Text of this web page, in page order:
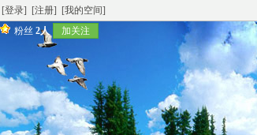
[登录] [注册] [我的空间]
粉丝 2人 加关注